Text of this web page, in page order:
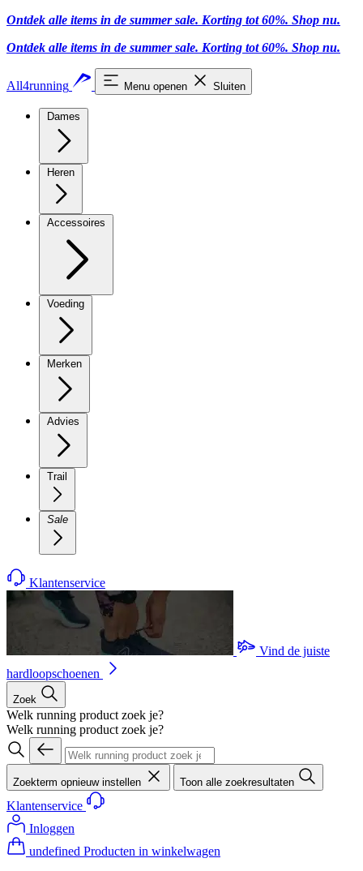
Ontdek alle items in de summer sale. Korting tot 60%. Shop nu.
Ontdek alle items in de summer sale. Korting tot 60%. Shop nu.
All4running Menu openen Sluiten
Dames
Heren
Accessoires
Voeding
Merken
Advies
Trail
Sale
Klantenservice
Vind de juiste
hardloopschoenen
Zoek
Welk running product zoek je?
Welk running product zoek je?
Zoekterm opnieuw instellen Toon alle zoekresultaten
Klantenservice
Inloggen
undefined Producten in winkelwagen